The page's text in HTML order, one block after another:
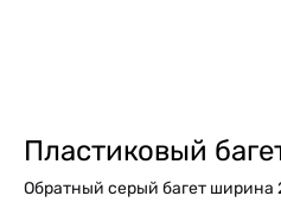
Пластиковый
Обратный серый багет ширина